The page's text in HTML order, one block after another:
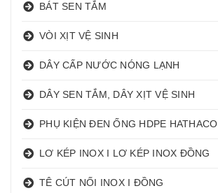
BÁT SEN TẮM
VÒI XỊT VỆ SINH
DÂY CẤP NƯỚC NÓNG LẠNH
DÂY SEN TẮM, DÂY XỊT VỆ SINH
PHỤ KIỆN ĐEN ỐNG HDPE HATHACO
LƠ KÉP INOX I LƠ KÉP INOX ĐỒNG
TÊ CÚT NỐI INOX I ĐỒNG